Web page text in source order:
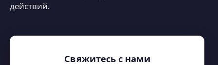
действий.
Свяжитесь с нами